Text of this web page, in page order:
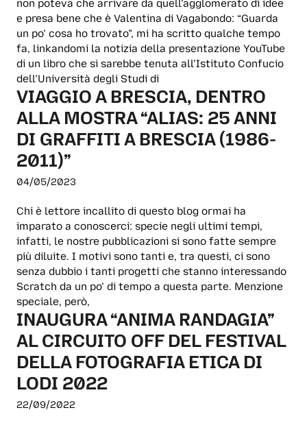
non poteva che arrivare da quell’agglomerato di idee
e presa bene che è Valentina di Vagabondo: “Guarda
un po’ cosa ho trovato”, mi ha scritto qualche tempo
fa, linkandomi la notizia della presentazione YouTube
di un libro che si sarebbe tenuta all’Istituto Confucio
dell’Università degli Studi di
VIAGGIO A BRESCIA, DENTRO
ALLA MOSTRA “ALIAS: 25 ANNI
DI GRAFFITI A BRESCIA (1986-
2011)”
04/05/2023
Chi è lettore incallito di questo blog ormai ha
imparato a conoscerci: specie negli ultimi tempi,
infatti, le nostre pubblicazioni si sono fatte sempre
più diluite. I motivi sono tanti e, tra questi, ci sono
senza dubbio i tanti progetti che stanno interessando
Scratch da un po’ di tempo a questa parte. Menzione
speciale, però,
INAUGURA “ANIMA RANDAGIA”
AL CIRCUITO OFF DEL FESTIVAL
DELLA FOTOGRAFIA ETICA DI
LODI 2022
22/09/2022